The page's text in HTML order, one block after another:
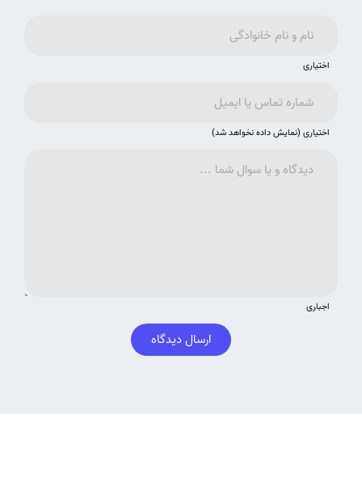
اختیاری
اختیاری (نمایش داده نخواهد شد)
اجباری
ارسال دیدگاه